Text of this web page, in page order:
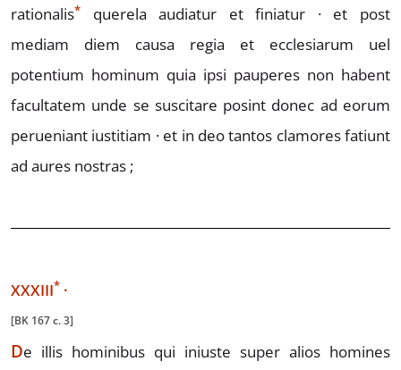
rationalis* querela audiatur et finiatur · et post
mediam diem causa regia et ecclesiarum uel
potentium hominum quia ipsi pauperes non habent
facultatem unde se suscitare posint donec ad eorum
perueniant iustitiam · et in deo tantos clamores fatiunt
ad aures nostras ;
XXXIII* ·
[BK 167 c. 3]
De illis hominibus qui iniuste super alios homines